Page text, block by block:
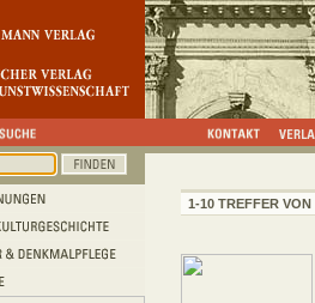
1-10 TREFFER VON